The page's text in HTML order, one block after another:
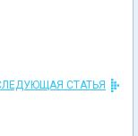
СТАТЬЯ